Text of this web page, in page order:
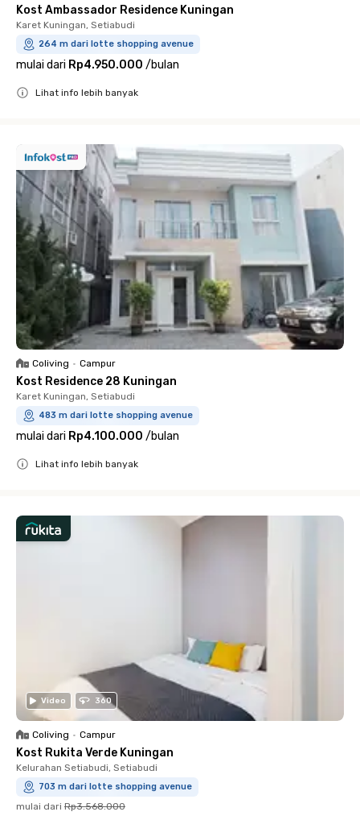
Kost Ambassador Residence Kuningan
Karet Kuningan, Setiabudi
264 m dari lotte shopping avenue
mulai dari Rp4.950.000 /bulan
Lihat info lebih banyak
Coliving • Campur
Kost Residence 28 Kuningan
Karet Kuningan, Setiabudi
483 m dari lotte shopping avenue
mulai dari Rp4.100.000 /bulan
Lihat info lebih banyak
Video 360
Coliving • Campur
Kost Rukita Verde Kuningan
Kelurahan Setiabudi, Setiabudi
703 m dari lotte shopping avenue
mulai dari Rp3.568.000